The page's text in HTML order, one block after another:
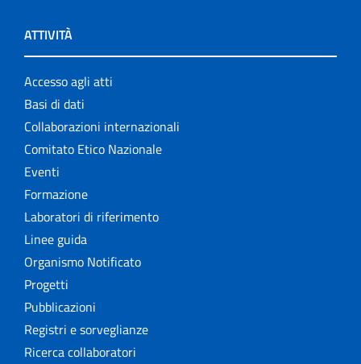
ATTIVITÀ
Accesso agli atti
Basi di dati
Collaborazioni internazionali
Comitato Etico Nazionale
Eventi
Formazione
Laboratori di riferimento
Linee guida
Organismo Notificato
Progetti
Pubblicazioni
Registri e sorveglianze
Ricerca collaboratori